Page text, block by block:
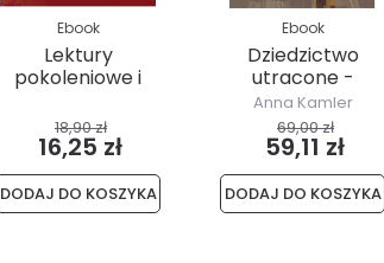
Ebook
Lektury
pokoleniowe i
e
18,90 zł
16,25 zł
DODAJ DO KOSZYKA
Ebook
Dziedzictwo
utracone -
dziedzictwo
odzyskane
Anna Kamler
69,00 zł
59,11 zł
DODAJ DO KOSZYKA